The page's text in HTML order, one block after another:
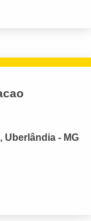
Uberlândia - MG